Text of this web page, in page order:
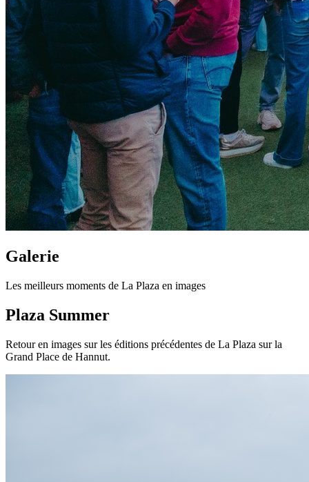
Galerie
Les meilleurs moments de La Plaza en images
Plaza Summer
Retour en images sur les éditions précédentes de La Plaza sur la
Grand Place de Hannut.